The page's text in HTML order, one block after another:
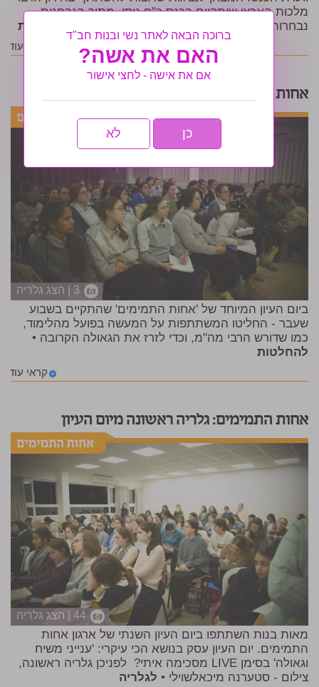
מלכות הארצי שיתקיים בכנס כ"ח ניסן. מתוך הנבחנות
נבחרות הנציגות אשר תתמודדנה בחידון הייחודי •
לתמונות
קראי עוד
אחות התמימים: החלטות היום עיון
3 | הצג גלריה
ביום העיון המיוחד של 'אחות התמימים' שהתקיים בשבוע
שעבר - החליטו המשתתפות על המעשה בפועל מהלימוד,
כמו שדורש הרבי מה"מ, וכדי לזרז את הגאולה הקרובה •
להחלטות
קראי עוד
אחות התמימים: גלריה ראשונה מיום העיון
44 | הצג גלריה
מאות בנות השתתפו ביום העיון השנתי של ארגון אחות
התמימים. יום העיון עסק בנושא הכי עיקרי: 'ענייני משיח
וגאולה' בסימן LIVE מסכימה איתי? לפניכן גלריה ראשונה,
צילום - סטערנה מיכאלשוילי • לגלריה
ברוכה הבאה לאתר נשי ובנות חב"ד
האם את אשה?
אם את אישה - לחצי אישור
כן לא